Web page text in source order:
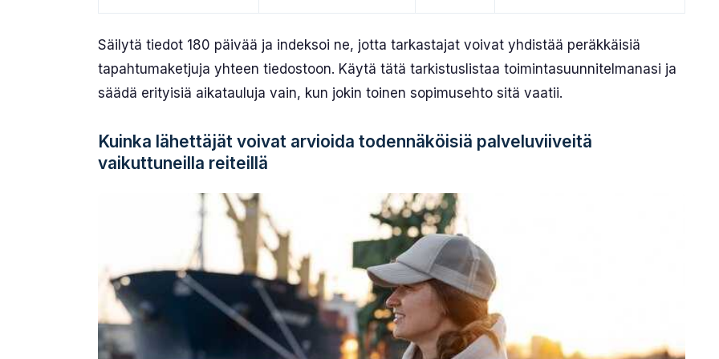
Säilytä tiedot 180 päivää ja indeksoi ne, jotta tarkastajat voivat yhdistää peräkkäisiä
tapahtumaketjuja yhteen tiedostoon. Käytä tätä tarkistuslistaa toimintasuunnitelmanasi ja
säädä erityisiä aikatauluja vain, kun jokin toinen sopimusehto sitä vaatii.
Kuinka lähettäjät voivat arvioida todennäköisiä palveluviiveitä
vaikuttuneilla reiteillä